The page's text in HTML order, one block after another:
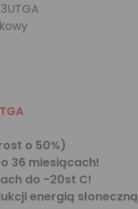
o 50%)
36 miesiącach!
do -20st C!
energią słoneczną